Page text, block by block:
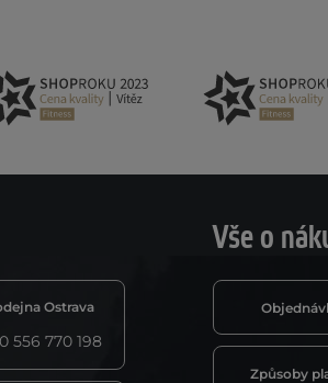
Ostrava
556 770 198
Vše o
Způsoby